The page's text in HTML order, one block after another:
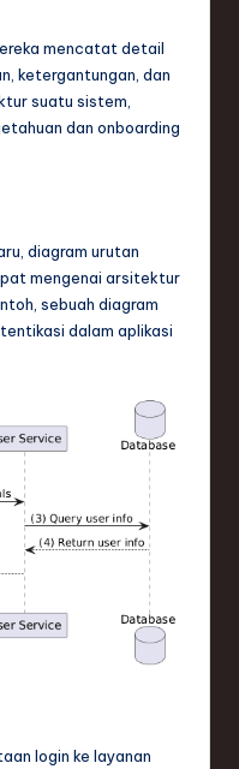
mencatat detail
ketergantungan, dan
suatu sistem,
dan onboarding
diagram urutan
mengenai arsitektur
sebuah diagram
dalam aplikasi
login ke layanan